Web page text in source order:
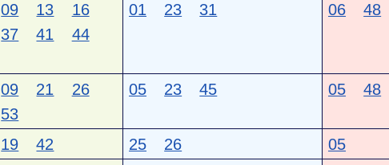
09 13
16
37 41
44
01 23 31 06 48
09 21
26
53
05 23 45 05 48
19 42 25 26 05